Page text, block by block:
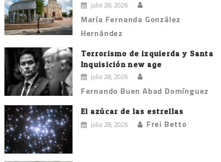
julio 28, 2026
María Fernanda González
Hernández
Terrorismo de izquierda y Santa
Inquisición new age
julio 28, 2026
Fernando Buen Abad Domínguez
El azúcar de las estrellas
julio 28, 2026 Frei Betto